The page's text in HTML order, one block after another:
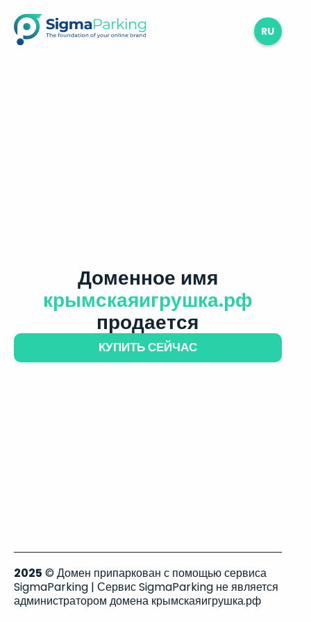
RU
Доменное имя
крымскаяигрушка.рф
продается
КУПИТЬ СЕЙЧАС
2025 © Домен припаркован с помощью сервиса
SigmaParking | Сервис SigmaParking не является
администратором домена крымскаяигрушка.рф